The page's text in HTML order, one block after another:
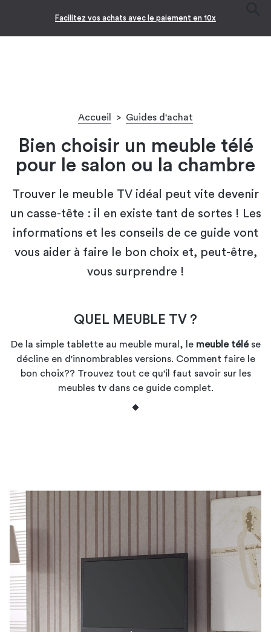
Facilitez vos achats avec le paiement en 10x
Accueil > Guides d'achat
Bien choisir un meuble télé
pour le salon ou la chambre
Trouver le meuble TV idéal peut vite devenir
un casse-tête : il en existe tant de sortes ! Les
informations et les conseils de ce guide vont
vous aider à faire le bon choix et, peut-être,
vous surprendre !
QUEL MEUBLE TV ?
De la simple tablette au meuble mural, le meuble télése
décline en d'innombrables versions. Comment faire le
bon choix?? Trouvez tout ce qu'il faut savoir sur les
meubles tv dans ce guide complet.